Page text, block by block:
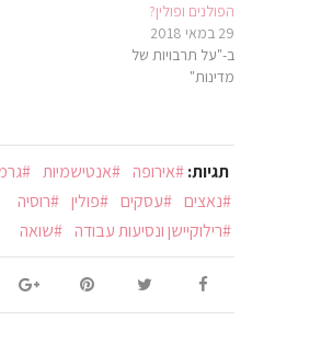
הפולנים ופולין?
29 במאי 2018
ב-"על תרבויות של
מדינות"
תגיות: אירופה אנטישמיות
נאצים
עסקים פולין
רוסיה
רילוקיישן ונסיעות עבודה
שואה